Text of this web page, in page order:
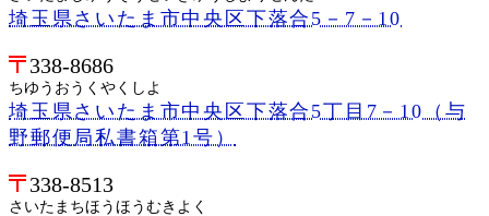
埼玉県さいたま市中央区下落合5－7－10
338-8686
ちゆうおうくやくしよ
埼玉県さいたま市中央区下落合5丁目7－10（与
野郵便局私書箱第1号）
338-8513
さいたまちほうほうむきよく